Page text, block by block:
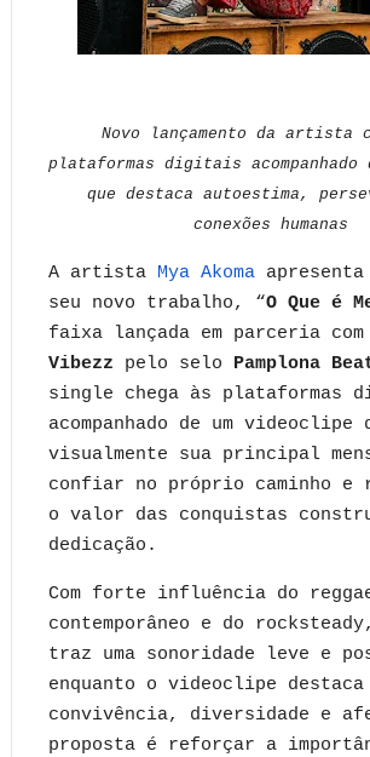
Novo lançamento da artista
plataformas digitais
que destaca autoestima,
conexões humanas
A artistaMya Akomaapresenta
seu novo trabalho, “O Que é
faixa lançada em parceria com
Vibezz pelo selo Pamplona
single chega às plataformas
acompanhado de um videoclipe
visualmente sua principal
confiar no próprio caminho e
o valor das conquistas
dedicação.
Com forte influência do
contemporâneo e do
traz uma sonoridade leve e
enquanto o videoclipe destaca
convivência, diversidade e
proposta é reforçar a